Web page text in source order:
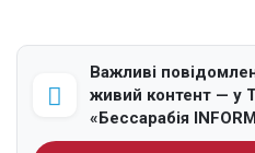
Важливі
живий контент — у
«Бессарабія